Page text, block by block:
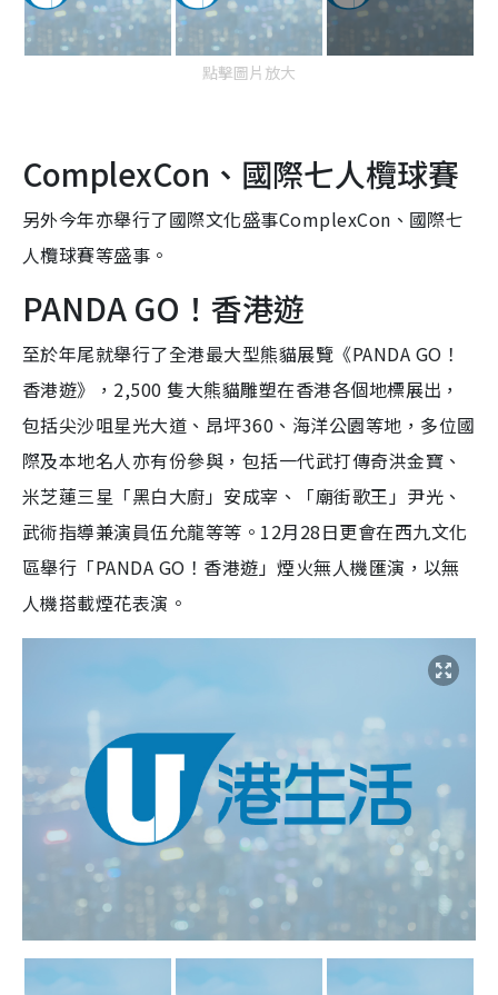
點擊圖片放大
ComplexCon、國際七人欖球賽
另外今年亦舉行了國際文化盛事ComplexCon、國際七
人欖球賽等盛事。
PANDA GO ！香港遊
至於年尾就舉行了全港最大型熊貓展覽《PANDA GO ！
香港遊》，2,500 隻大熊貓雕塑在香港各個地標展出，
包括尖沙咀星光大道、昂坪360、海洋公園等地，多位國
際及本地名人亦有份參與，包括一代武打傳奇洪金寶、
米芝蓮三星「黑白大廚」安成宰、「廟街歌王」尹光、
武術指導兼演員伍允龍等等。12月28日更會在西九文化
區舉行「PANDA GO！香港遊」煙火無人機匯演，以無
人機搭載煙花表演。